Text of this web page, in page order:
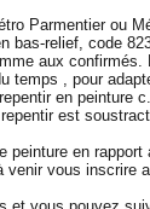
Parmentier ou
bas-relief, code
aux
temps , pour
en peinture
est
peinture en
vous inscrire